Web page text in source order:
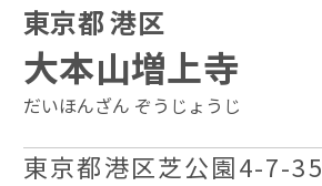
東京都 港区
大本山増上寺
だいほんざん ぞうじょうじ
東京都港区芝公園4-7-35